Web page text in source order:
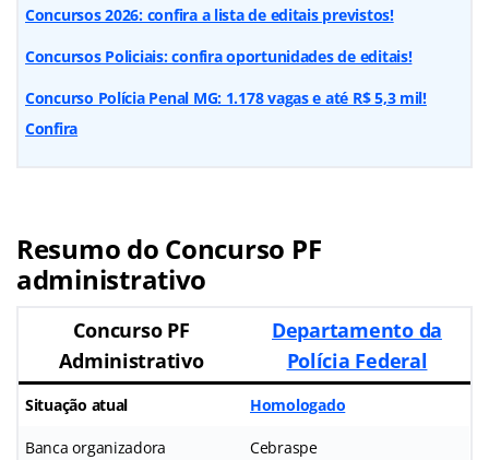
Concursos 2026: confira a lista de editais previstos!
Concursos Policiais: confira oportunidades de editais!
Concurso Polícia Penal MG: 1.178 vagas e até R$ 5,3 mil!
Confira
Resumo do Concurso PF
administrativo
Concurso PF
Administrativo
Departamento da
Polícia Federal
Situação atual Homologado
Banca organizadora Cebraspe